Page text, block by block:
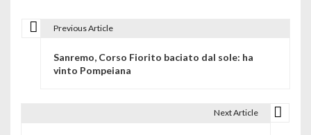
Previous Article
Sanremo, Corso Fiorito baciato dal sole: ha
vinto Pompeiana
Next Article